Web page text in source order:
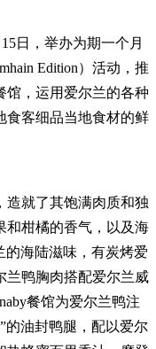
日，举办为期一个月
Edition）活动，推
馆，运用爱尔兰的各种
食客细品当地食材的鲜
造就了其饱满肉质和独
和柑橘的香气，以及海
的海陆滋味，有炭烤爱
兰鸭胸肉搭配爱尔兰威
餐馆为爱尔兰鸭注
”的油封鸭腿，配以爱尔